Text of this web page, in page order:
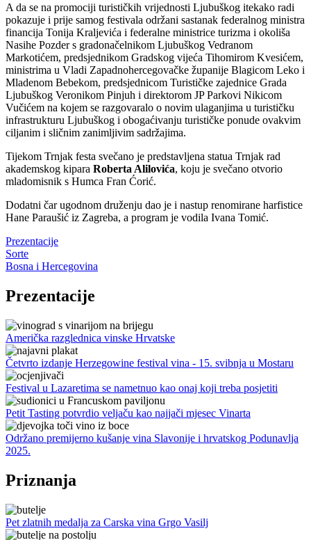
A da se na promociji turističkih vrijednosti Ljubuškog itekako radi
pokazuje i prije samog festivala održani sastanak federalnog ministra
financija Tonija Kraljevića i federalne ministrice turizma i okoliša
Nasihe Pozder s gradonačelnikom Ljubuškog Vedranom
Markotićem, predsjednikom Gradskog vijeća Tihomirom Kvesićem,
ministrima u Vladi Zapadnohercegovačke županije Blagicom Leko i
Mladenom Bebekom, predsjednicom Turističke zajednice Grada
Ljubuškog Veronikom Pinjuh i direktorom JP Parkovi Nikicom
Vučićem na kojem se razgovaralo o novim ulaganjima u turističku
infrastrukturu Ljubuškog i obogaćivanju turističke ponude ovakvim
ciljanim i sličnim zanimljivim sadržajima.
Tijekom Trnjak festa svečano je predstavljena statua Trnjak rad
akademskog kipara Roberta Alilovića, koju je svečano otvorio
mladomisnik s Humca Fran Ćorić.
Dodatni čar ugodnom druženju dao je i nastup renomirane harfistice
Hane Paraušić iz Zagreba, a program je vodila Ivana Tomić.
Prezentacije
Sorte
Bosna i Hercegovina
Prezentacije
Američka razglednica vinske Hrvatske
Četvrto izdanje Herzegowine festival vina - 15. svibnja u Mostaru
Festival u Lazaretima se nametnuo kao onaj koji treba posjetiti
Petit Tasting potvrdio veljaču kao najjači mjesec Vinarta
Održano premijerno kušanje vina Slavonije i hrvatskog Podunavlja
2025.
Priznanja
Pet zlatnih medalja za Carska vina Grgo Vasilj